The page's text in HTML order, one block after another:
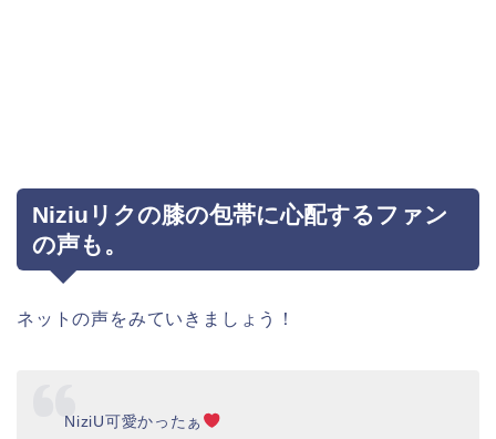
Niziuリクの膝の包帯に心配するファン
の声も。
ネットの声をみていきましょう！
NiziU可愛かったぁ